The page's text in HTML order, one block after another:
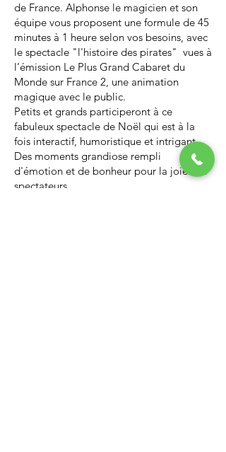
de France. Alphonse le magicien et son
équipe vous proposent une formule de 45
minutes à 1 heure selon vos besoins, avec
le spectacle "l'histoire des pirates" vues à
l’émission Le Plus Grand Cabaret du
Monde sur France 2, une animation
magique avec le public.
Petits et grands participeront à ce
fabuleux spectacle de Noël qui est à la
fois interactif, humoristique et intrigant.
Des moments grandiose rempli
d'émotion et de bonheur pour la joie des
spectateurs.